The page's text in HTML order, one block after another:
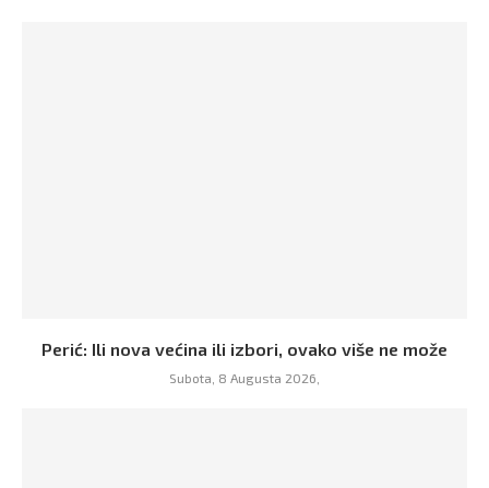
Perić: Ili nova većina ili izbori, ovako više ne može
Subota, 8 Augusta 2026,